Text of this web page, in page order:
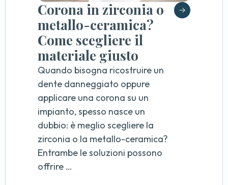
Corona in zirconia o
metallo-ceramica?
Come scegliere il
materiale giusto
Quando bisogna ricostruire un
dente danneggiato oppure
applicare una corona su un
impianto, spesso nasce un
dubbio: è meglio scegliere la
zirconia o la metallo-ceramica?
Entrambe le soluzioni possono
offrire …